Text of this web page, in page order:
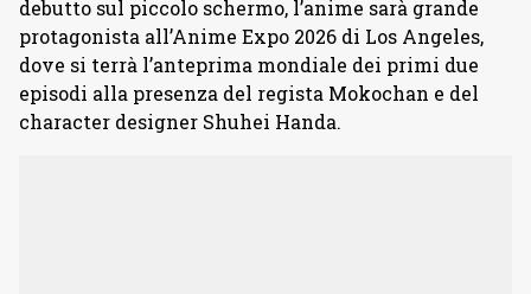
debutto sul piccolo schermo, l’anime sarà grande
protagonista all’Anime Expo 2026 di Los Angeles,
dove si terrà l’anteprima mondiale dei primi due
episodi alla presenza del regista Mokochan e del
character designer Shuhei Handa.